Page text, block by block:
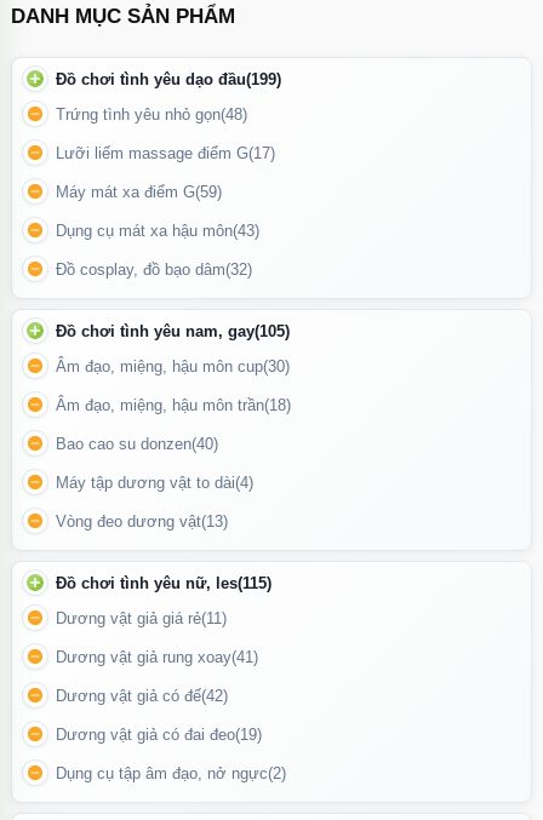
Hình ảnh rõ nét 2 lỗ âm đạo và hậu môn
🎯 Lợi ích khi sử dụng
Giúp thư giãn nhanh chóng
Tạo cảm giác thoải mái tự nhiên
Phù hợp dùng cá nhân riêng tư
Nhỏ gọn tiện mang theo khi cần
DANH MỤC SẢN PHẨM
Đồ chơi tình yêu dạo đầu(199)
Trứng tình yêu nhỏ gọn(48)
Lưỡi liếm massage điểm G(17)
Máy mát xa điểm G(59)
Dụng cụ mát xa hậu môn(43)
Đồ cosplay, đồ bạo dâm(32)
Đồ chơi tình yêu nam, gay(105)
Âm đạo, miệng, hậu môn cup(30)
Âm đạo, miệng, hậu môn trần(18)
Bao cao su donzen(40)
Máy tập dương vật to dài(4)
Vòng đeo dương vật(13)
Đồ chơi tình yêu nữ, les(115)
Dương vật giả giá rẻ(11)
Dương vật giả rung xoay(41)
Dương vật giả có đế(42)
Dương vật giả có đai đeo(19)
Dụng cụ tập âm đạo, nở ngực(2)